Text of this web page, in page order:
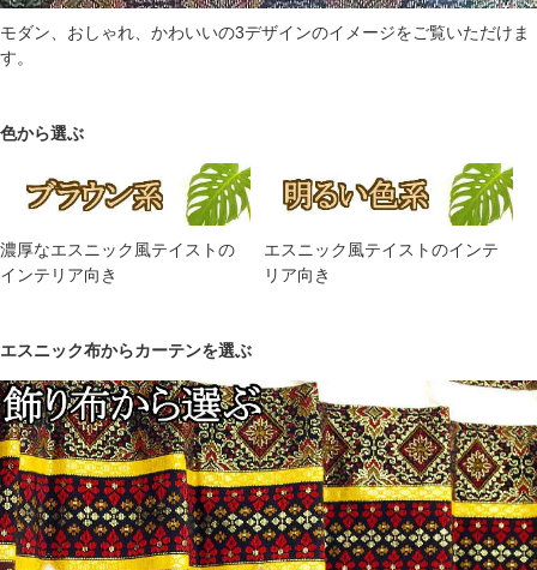
モダン、おしゃれ、かわいいの3デザインのイメージをご覧いただけま
す。
色から選ぶ
濃厚なエスニック風テイストの
インテリア向き
エスニック風テイストのインテ
リア向き
エスニック布からカーテンを選ぶ